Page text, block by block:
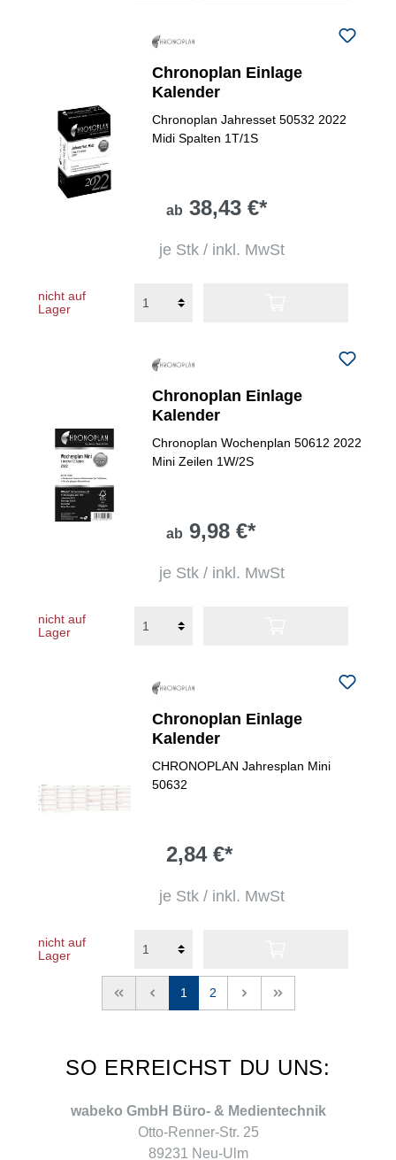
Chronoplan Einlage
Kalender
Chronoplan Jahresset 50532 2022
Midi Spalten 1T/1S
ab 38,43 €*
je Stk / inkl. MwSt
nicht auf
Lager
Chronoplan Einlage
Kalender
Chronoplan Wochenplan 50612 2022
Mini Zeilen 1W/2S
ab 9,98 €*
je Stk / inkl. MwSt
nicht auf
Lager
Chronoplan Einlage
Kalender
CHRONOPLAN Jahresplan Mini
50632
2,84 €*
je Stk / inkl. MwSt
nicht auf
Lager
<< < 1 2 > >>
SO ERREICHST DU UNS:
wabeko GmbH Büro- & Medientechnik
Otto-Renner-Str. 25
89231 Neu-Ulm